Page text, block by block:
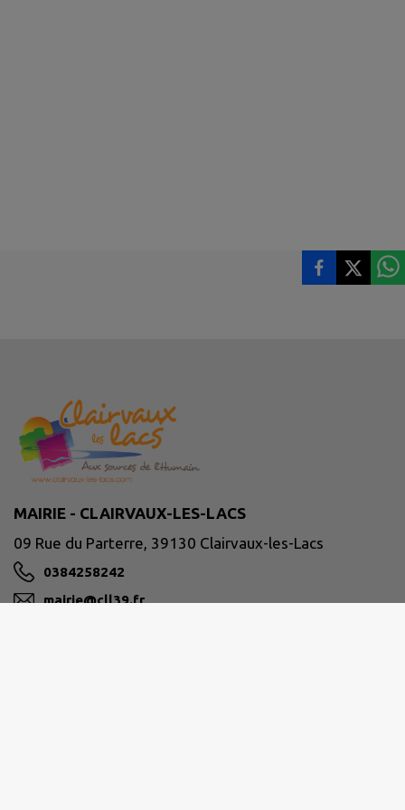
MAIRIE - CLAIRVAUX-LES-LACS
09 Rue du Parterre, 39130 Clairvaux-les-Lacs
0384258242
mairie@cll39.fr